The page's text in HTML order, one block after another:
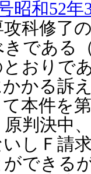
昭和52
科修了
きである
とおりで
かる訴
本件を
判決中
しＦ請
できる